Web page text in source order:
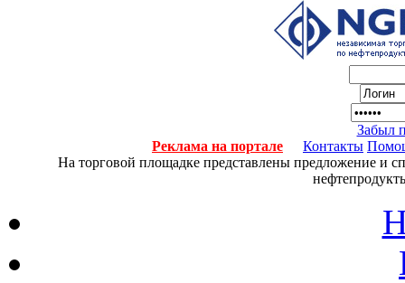
Забыл
Реклама на портале
Контакты
На торговой площадке представлены предложение и